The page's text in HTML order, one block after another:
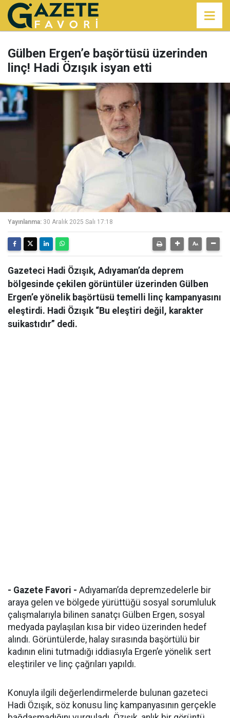
Gülben Ergen’e başörtüsü üzerinden
linç! Hadi Özışık isyan etti
Yayınlanma: 30 Aralık 2025 Salı 17:18
Gazeteci Hadi Özışık, Adıyaman’da deprem
bölgesinde çekilen görüntüler üzerinden Gülben
Ergen’e yönelik başörtüsü temelli linç kampanyasını
eleştirdi. Hadi Özışık “Bu eleştiri değil, karakter
suikastıdır” dedi.
- Gazete Favori - Adıyaman’da depremzedelerle bir
araya gelen ve bölgede yürüttüğü sosyal sorumluluk
çalışmalarıyla bilinen sanatçı Gülben Ergen, sosyal
medyada paylaşılan kısa bir video üzerinden hedef
alındı. Görüntülerde, halay sırasında başörtülü bir
kadının elini tutmadığı iddiasıyla Ergen’e yönelik sert
eleştiriler ve linç çağrıları yapıldı.
Konuyla ilgili değerlendirmelerde bulunan gazeteci
Hadi Özışık, söz konusu linç kampanyasının gerçekle